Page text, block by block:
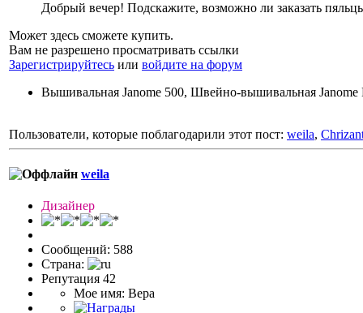
Добрый вечер! Подскажите, возможно ли заказать
Может здесь сможете купить.
Вам не разрешено просматривать ссылки
Зарегистрируйтесь или войдите на форум
Вышивальная Janome 500, Швейно-вышивальная
Пользователи, которые поблагодарили этот пост: weila,
weila
Дизайнер
Сообщений: 588
Страна:
Репутация 42
Мое имя: Вера